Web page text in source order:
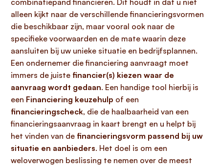
combinatiepand financieren. Dit houdt in dat u niet
alleen kijkt naar de verschillende financieringsvormen
die beschikbaar zijn, maar vooral ook naar de
specifieke voorwaarden en de mate waarin deze
aansluiten bij uw unieke situatie en bedrijfsplannen.
Een ondernemer die financiering aanvraagt moet
immers de juiste financier(s) kiezen waar de
aanvraag wordt gedaan. Een handige tool hierbij is
een Financiering keuzehulp of een
financieringscheck, die de haalbaarheid van een
financieringsaanvraag in kaart brengt en u helpt bij
het vinden van de financieringsvorm passend bij uw
situatie en aanbieders. Het doel is om een
weloverwogen beslissing te nemen over de meest